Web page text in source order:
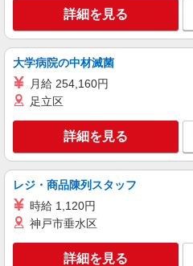
時給1,235円以
ライフ大崎百
キープ
アルバイト
ライフ大崎ニューシティ店（店舗コ
（早朝）荷受け
時給1,500円
ライフ大崎ニ
詳細を見る
大学病院の中材滅菌
月給 254,160円
足立区
詳細を見る
レジ・商品陳列スタッフ
時給 1,120円
神戸市垂水区
詳細を見る